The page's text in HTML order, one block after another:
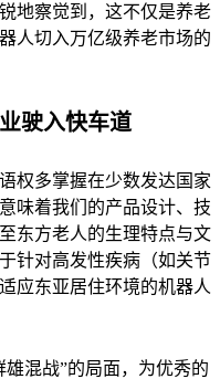
地察觉到，这不仅是养老
人切入万亿级养老市场的
驶入快车道
权多掌握在少数发达国家
味着我们的产品设计、技
东方老人的生理特点与文
针对高发性疾病（如关节
应东亚居住环境的机器人
混战”的局面，为优秀的